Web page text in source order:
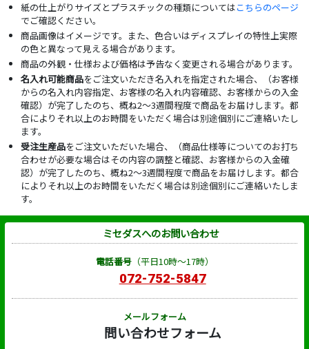
紙の仕上がりサイズとプラスチックの種類についてはこちらのページ
でご確認ください。
商品画像はイメージです。また、色合いはディスプレイの特性上実際
の色と異なって見える場合があります。
商品の外観・仕様および価格は予告なく変更される場合があります。
名入れ可能商品をご注文いただき名入れを指定された場合、（お客様
からの名入れ内容指定、お客様の名入れ内容確認、お客様からの入金
確認）が完了したのち、概ね2～3週間程度で商品をお届けします。都
合によりそれ以上のお時間をいただく場合は別途個別にご連絡いたし
ます。
受注生産品をご注文いただいた場合、（商品仕様等についてのお打ち
合わせが必要な場合はその内容の調整と確認、お客様からの入金確
認）が完了したのち、概ね2～3週間程度で商品をお届けします。都合
によりそれ以上のお時間をいただく場合は別途個別にご連絡いたしま
す。
ミセダスへのお問い合わせ
電話番号（平日10時～17時）
072-752-5847
メールフォーム
問い合わせフォーム